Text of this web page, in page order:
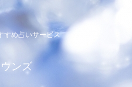
すめ占いサービス
ンズ